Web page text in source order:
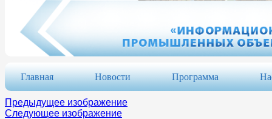
Главная Новости Программа
Предыдущее изображение
Следующее изображение